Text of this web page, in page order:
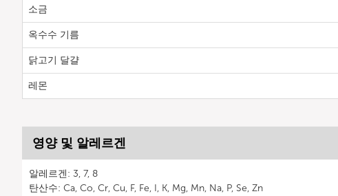
소금
옥수수 기름
닭고기 달걀
레몬
영양 및 알레르겐
알레르겐: 3, 7, 8
탄산수: Ca, Co, Cr, Cu, F, Fe, I, K, Mg, Mn, Na, P, Se, Zn